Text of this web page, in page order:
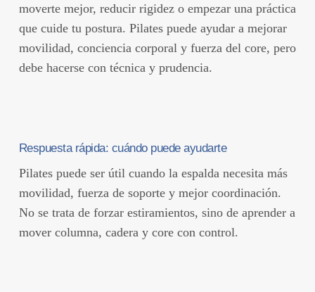
moverte mejor, reducir rigidez o empezar una práctica
que cuide tu postura. Pilates puede ayudar a mejorar
movilidad, conciencia corporal y fuerza del core, pero
debe hacerse con técnica y prudencia.
Respuesta rápida: cuándo puede ayudarte
Pilates puede ser útil cuando la espalda necesita más
movilidad, fuerza de soporte y mejor coordinación.
No se trata de forzar estiramientos, sino de aprender a
mover columna, cadera y core con control.